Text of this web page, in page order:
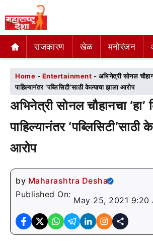
राजकारण खेळ मनोरंजन
राजकारण खेळ मनोरंजन
Home - Entertainment - अभिनेत्री सोनल
पाहिल्यानंतर ‘पब्लिसिटी’साठी केल्याचा झाला आरोप
अभिनेत्री सोनल चौहानचा ‘हा’
पाहिल्यानंतर ‘पब्लिसिटी’साठी
आरोप
by Maharashtra Desha
Published On:
May 25, 2021 9:20